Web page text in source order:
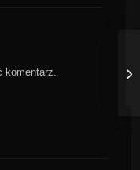
komentarz.